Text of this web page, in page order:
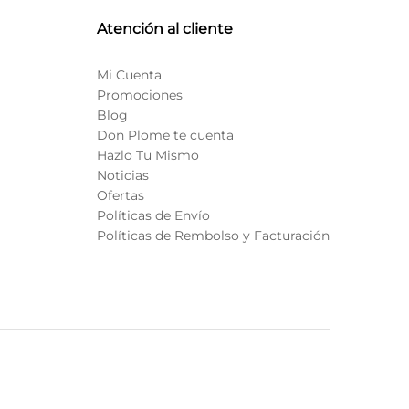
Atención al cliente
Mi Cuenta
Promociones
Blog
Don Plome te cuenta
Hazlo Tu Mismo
Noticias
Ofertas
Políticas de Envío
Políticas de Rembolso y Facturación